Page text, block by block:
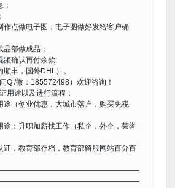
作点做电子图；电子图做好发给客户确
部做成品；
频确认再付余款;
丰，国外DHL）。
Q /微：185572498）欢迎咨询！
用途以及进行流程：
途（创业优惠，大城市落户，购买免税
途：升职加薪找工作（私企，外企，荣誉
证，教育部存档，教育部留服网站百分百